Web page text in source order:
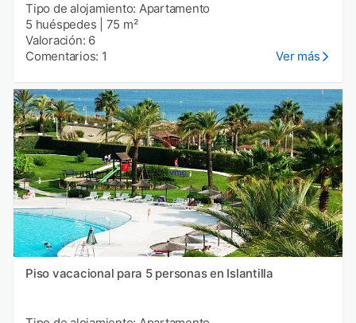
Tipo de alojamiento: Apartamento
5 huéspedes
75 m²
Valoración: 6
Comentarios: 1
Ver más
Piso vacacional para 5 personas en Islantilla